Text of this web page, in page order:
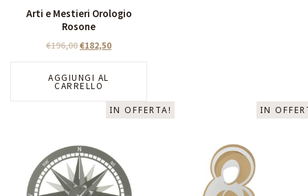
Arti e Mestieri Orologio
Rosone
€196,00€182,50
AGGIUNGI AL
CARRELLO
IN OFFERTA! IN